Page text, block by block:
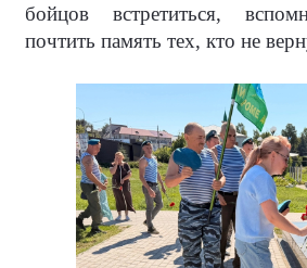
бойцов встретиться,
почтить память тех, кто не